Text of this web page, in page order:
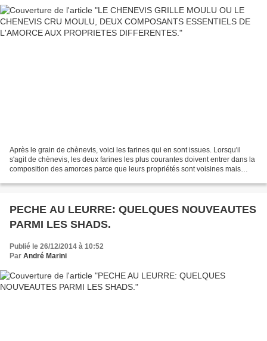
Après le grain de chènevis, voici les farines qui en sont issues. Lorsqu'il
s'agit de chènevis, les deux farines les plus courantes doivent entrer dans la
composition des amorces parce que leurs propriétés sont voisines mais
PECHE AU LEURRE: QUELQUES NOUVEAUTES
PARMI LES SHADS.
Publié le 26/12/2014 à 10:52
Par André Marini